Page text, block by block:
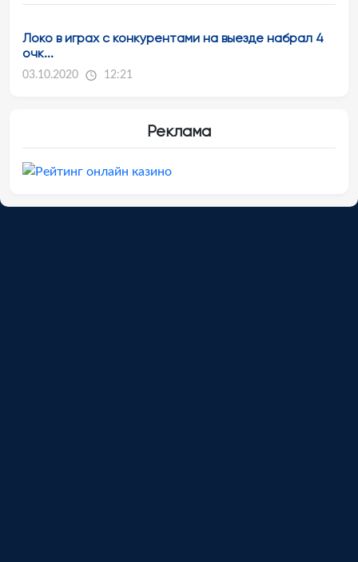
Локо в играх с конкурентами на выезде набрал 4
очк...
03.10.2020 12:21
Реклама